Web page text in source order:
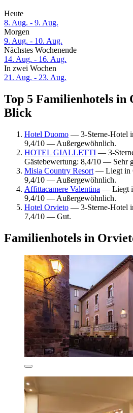
Heute
8. Aug. - 9. Aug.
Morgen
9. Aug. - 10. Aug.
Nächstes Wochenende
14. Aug. - 16. Aug.
In zwei Wochen
21. Aug. - 23. Aug.
Top 5 Familienhotels in
Blick
Hotel Duomo — 3-Sterne-Hotel
9,4/10 — Außergewöhnlich.
HOTEL GIALLETTI — 3-
Gästebewertung: 8,4/10 — Sehr
Misia Country Resort — Liegt in
9,4/10 — Außergewöhnlich.
Affittacamere Valentina — Liegt
9,4/10 — Außergewöhnlich.
Hotel Orvieto — 3-Sterne-Hotel
7,4/10 — Gut.
Familienhotels in